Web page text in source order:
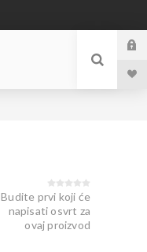
Budite prvi koji će
napisati osvrt za
ovaj proizvod